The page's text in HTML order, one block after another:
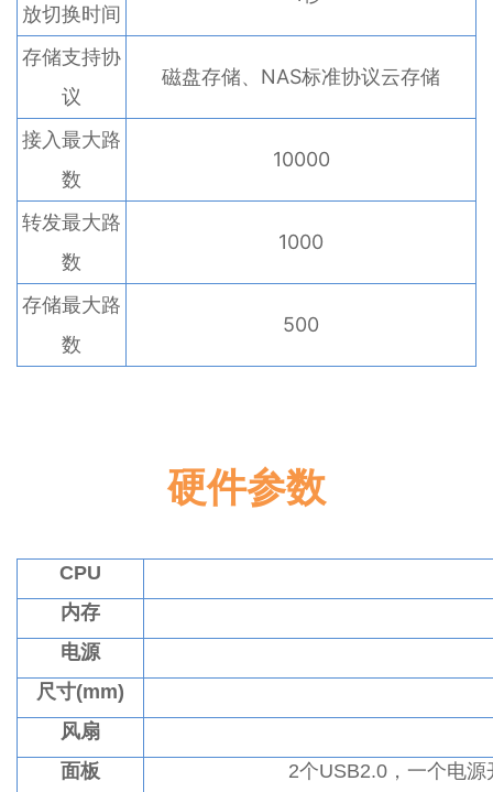
放切换时间
存储支持协
议
磁盘存储、NAS标准协议云存储
接入最大路
数
10000
转发最大路
数
1000
存储最大路
数
500
硬件参数
CPU
内存
电源
尺寸(mm)
风扇
面板
2个USB2.0，一个电